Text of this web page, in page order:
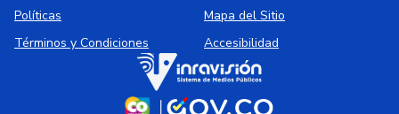
Políticas
Mapa del Sitio
Términos y Condiciones
Accesibilidad